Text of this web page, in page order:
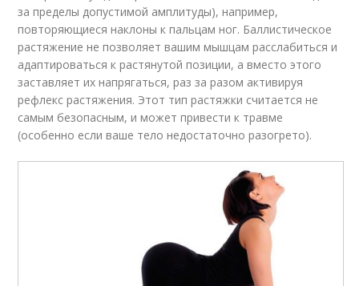
за пределы допустимой амплитуды), например,
повторяющиеся наклоны к пальцам ног. Баллистическое
растяжение не позволяет вашим мышцам расслабиться и
адаптироваться к растянутой позиции, а вместо этого
заставляет их напрягаться, раз за разом активируя
рефлекс растяжения. Этот тип растяжки считается не
самым безопасным, и может привести к травме
(особенно если ваше тело недостаточно разогрето).